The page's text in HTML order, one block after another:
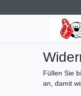
Füllen Sie
an, damit